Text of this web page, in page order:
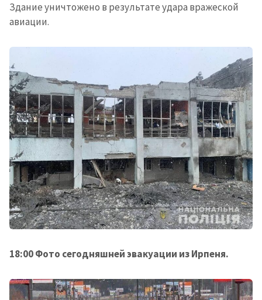
Здание уничтожено в результате удара вражеской
авиации.
18:00 Фото сегодняшней эвакуации из Ирпеня.